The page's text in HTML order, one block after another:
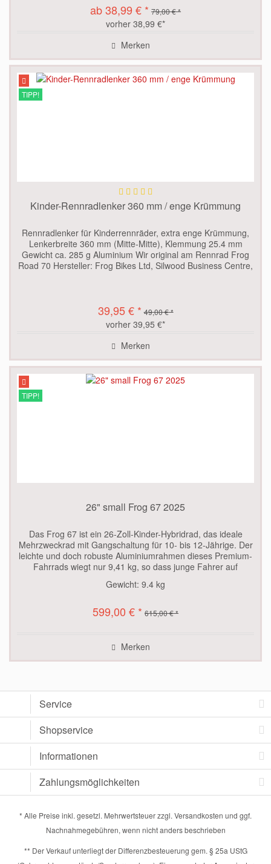
ab 38,99 € * 79,00 € *
vorher 38,99 €*
Merken
TIPP!
Kinder-Rennradlenker 360 mm / enge Krümmung
Rennradlenker für Kinderrennräder, extra enge Krümmung,
Lenkerbreite 360 mm (Mitte-Mitte), Klemmung 25.4 mm
Gewicht ca. 285 g Aluminium Wir original am Rennrad Frog
Road 70 Hersteller: Frog Bikes Ltd, Silwood Business Centre,
39,95 € * 49,00 € *
vorher 39,95 €*
Merken
TIPP!
26" small Frog 67 2025
Das Frog 67 ist ein 26-Zoll-Kinder-Hybridrad, das ideale
Mehrzweckrad mit Gangschaltung für 10- bis 12-Jährige. Der
leichte und doch robuste Aluminiumrahmen dieses Premium-
Fahrrads wiegt nur 9,41 kg, so dass junge Fahrer auf
Gewicht: 9.4 kg
599,00 € * 615,00 € *
Merken
Service
Shopservice
Informationen
Zahlungsmöglichkeiten
* Alle Preise inkl. gesetzl. Mehrwertsteuer zzgl.Versandkosten und ggf.
Nachnahmegebühren, wenn nicht anders beschrieben
** Der Verkauf unterliegt der Differenzbesteuerung gem. § 25a UStG